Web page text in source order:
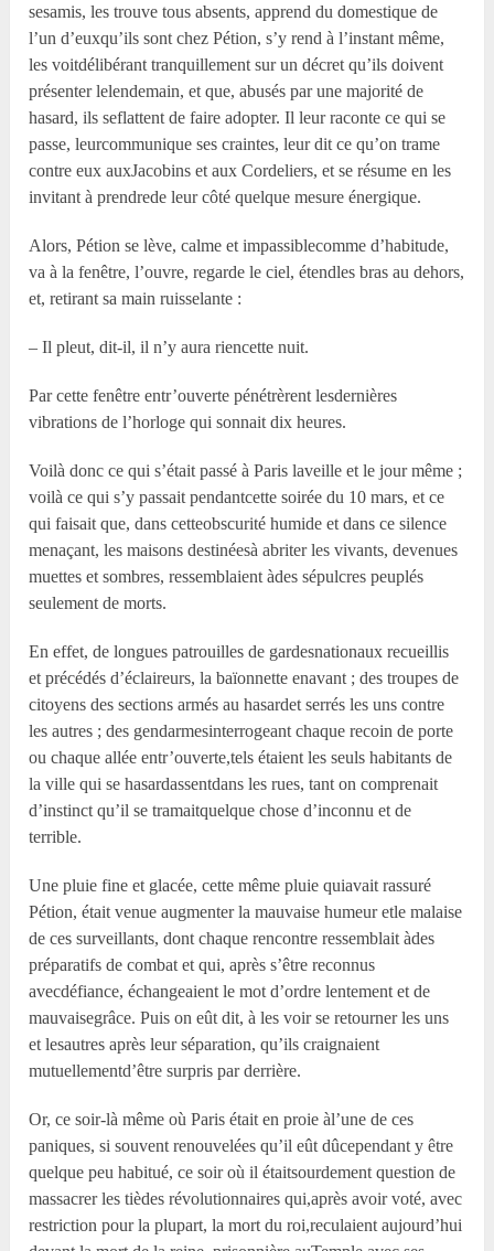
sesamis, les trouve tous absents, apprend du domestique de
l’un d’euxqu’ils sont chez Pétion, s’y rend à l’instant même,
les voitdélibérant tranquillement sur un décret qu’ils doivent
présenter lelendemain, et que, abusés par une majorité de
hasard, ils seflattent de faire adopter. Il leur raconte ce qui se
passe, leurcommunique ses craintes, leur dit ce qu’on trame
contre eux auxJacobins et aux Cordeliers, et se résume en les
invitant à prendrede leur côté quelque mesure énergique.
Alors, Pétion se lève, calme et impassiblecomme d’habitude,
va à la fenêtre, l’ouvre, regarde le ciel, étendles bras au dehors,
et, retirant sa main ruisselante :
– Il pleut, dit-il, il n’y aura riencette nuit.
Par cette fenêtre entr’ouverte pénétrèrent lesdernières
vibrations de l’horloge qui sonnait dix heures.
Voilà donc ce qui s’était passé à Paris laveille et le jour même ;
voilà ce qui s’y passait pendantcette soirée du 10 mars, et ce
qui faisait que, dans cetteobscurité humide et dans ce silence
menaçant, les maisons destinéesà abriter les vivants, devenues
muettes et sombres, ressemblaient àdes sépulcres peuplés
seulement de morts.
En effet, de longues patrouilles de gardesnationaux recueillis
et précédés d’éclaireurs, la baïonnette enavant ; des troupes de
citoyens des sections armés au hasardet serrés les uns contre
les autres ; des gendarmesinterrogeant chaque recoin de porte
ou chaque allée entr’ouverte,tels étaient les seuls habitants de
la ville qui se hasardassentdans les rues, tant on comprenait
d’instinct qu’il se tramaitquelque chose d’inconnu et de
terrible.
Une pluie fine et glacée, cette même pluie quiavait rassuré
Pétion, était venue augmenter la mauvaise humeur etle malaise
de ces surveillants, dont chaque rencontre ressemblait àdes
préparatifs de combat et qui, après s’être reconnus
avecdéfiance, échangeaient le mot d’ordre lentement et de
mauvaisegrâce. Puis on eût dit, à les voir se retourner les uns
et lesautres après leur séparation, qu’ils craignaient
mutuellementd’être surpris par derrière.
Or, ce soir-là même où Paris était en proie àl’une de ces
paniques, si souvent renouvelées qu’il eût dûcependant y être
quelque peu habitué, ce soir où il étaitsourdement question de
massacrer les tièdes révolutionnaires qui,après avoir voté, avec
restriction pour la plupart, la mort du roi,reculaient aujourd’hui